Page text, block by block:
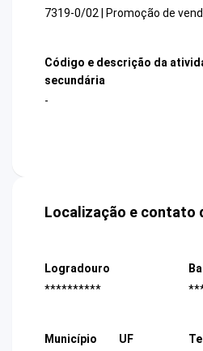
7319-0/02 | Promoção de
Código e descrição da
secundária
-
Localização e contato
Logradouro
**********
Município
UF